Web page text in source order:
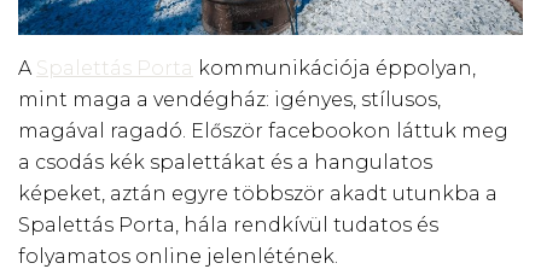
A Spalettás Porta kommunikációja éppolyan,
mint maga a vendégház: igényes, stílusos,
magával ragadó. Először facebookon láttuk meg
a csodás kék spalettákat és a hangulatos
képeket, aztán egyre többször akadt utunkba a
Spalettás Porta, hála rendkívül tudatos és
folyamatos online jelenlétének.